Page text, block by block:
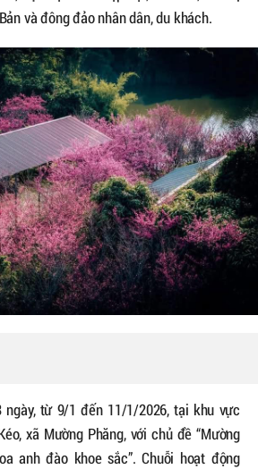
và đông đảo nhân dân, du khách.
ngày, từ 9/1 đến 11/1/2026, tại khu vực
xã Mường Phăng, với chủ đề “Mường
anh đào khoe sắc”. Chuỗi hoạt động